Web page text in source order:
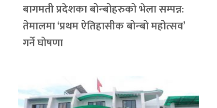
बागमती प्रदेशका बोन्बोहरुको भेला सम्पन्न:
तेमालमा ‘प्रथम ऐतिहासीक बोन्बो महोत्सव’
गर्ने घोषणा